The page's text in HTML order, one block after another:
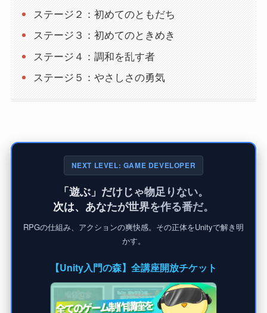
ステージ２：初めてのともだち
ステージ３：初めてのときめき
ステージ４：調和を乱す者
ステージ５：やさしさの勇気
NEXT LEVEL: GAME DEVELOPER
「遊ぶ」だけじゃ物足りない。
次は、あなたが世界を作る番だ。
RPGの仕組み、アクションの爽快感。その正体をUnityで解き明
かす。
【Unity入門の森】全講座開放チケット